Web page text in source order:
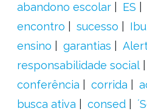
abandono escolar
ES
encontro
sucesso
ensino
garantias
responsabilidade social
conferência
corrida
busca ativa
consed